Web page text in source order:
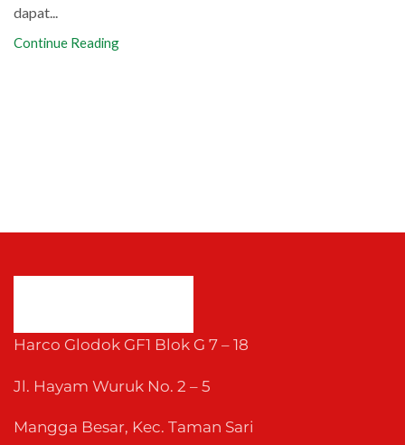
dapat...
Continue Reading
Harco Glodok GF1 Blok G 7 – 18
Jl. Hayam Wuruk No. 2 – 5
Mangga Besar, Kec. Taman Sari